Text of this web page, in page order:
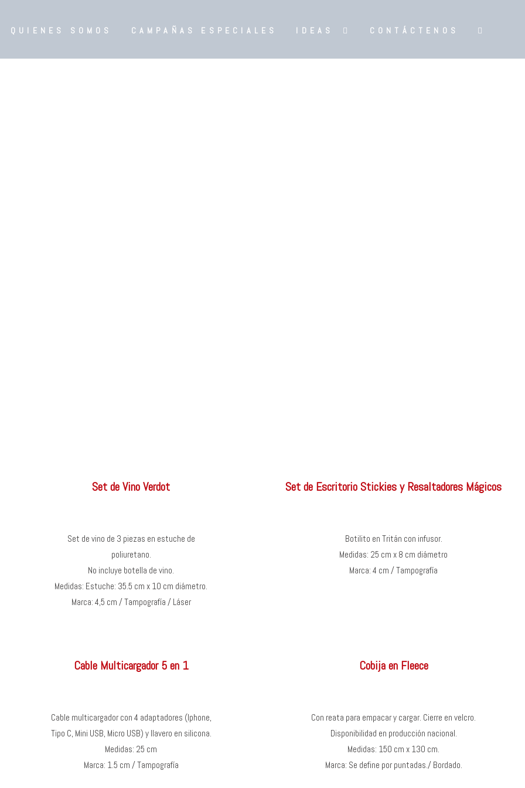
QUIENES SOMOS CAMPAÑAS ESPECIALES IDEAS CONTÁCTENOS
Set de Vino Verdot
Set de vino de 3 piezas en estuche de
poliuretano.
No incluye botella de vino.
Medidas: Estuche: 35.5 cm x 10 cm diámetro.
Marca: 4,5 cm / Tampografía / Láser
Set de Escritorio Stickies y Resaltadores Mágicos
Botilito en Tritán con infusor.
Medidas: 25 cm x 8 cm diámetro
Marca: 4 cm / Tampografía
Cable Multicargador 5 en 1
Cable multicargador con 4 adaptadores (Iphone,
Tipo C, Mini USB, Micro USB) y llavero en silicona.
Medidas: 25 cm
Marca: 1.5 cm / Tampografía
Cobija en Fleece
Con reata para empacar y cargar. Cierre en velcro.
Disponibilidad en producción nacional.
Medidas: 150 cm x 130 cm.
Marca: Se define por puntadas./ Bordado.